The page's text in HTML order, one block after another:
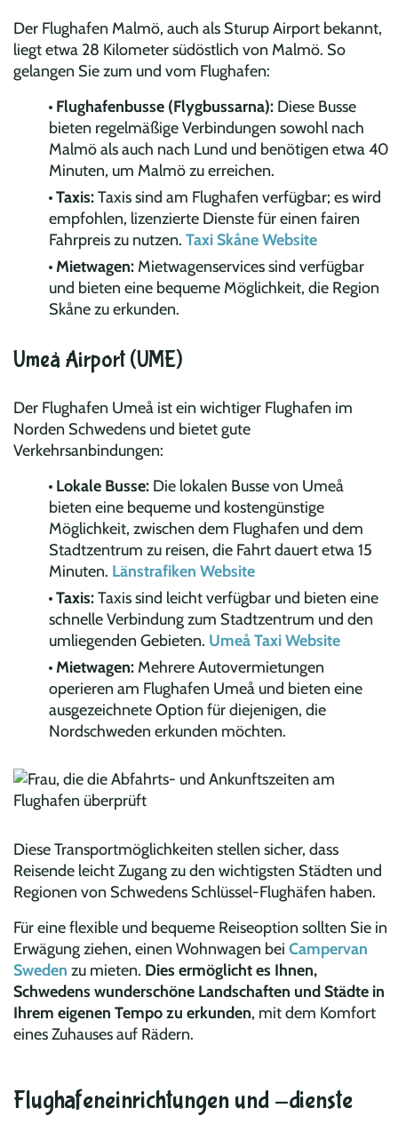
Der Flughafen Malmö, auch als Sturup Airport bekannt,
liegt etwa 28 Kilometer südöstlich von Malmö. So
gelangen Sie zum und vom Flughafen:
Flughafenbusse (Flygbussarna): Diese Busse
bieten regelmäßige Verbindungen sowohl nach
Malmö als auch nach Lund und benötigen etwa 40
Minuten, um Malmö zu erreichen.
Taxis:Taxis sind am Flughafen verfügbar; es wird
empfohlen, lizenzierte Dienste für einen fairen
Fahrpreis zu nutzen. Taxi Skåne Website
Mietwagen: Mietwagenservices sind verfügbar
und bieten eine bequeme Möglichkeit, die Region
Skåne zu erkunden.
Umeå Airport (UME)
Der Flughafen Umeå ist ein wichtiger Flughafen im
Norden Schwedens und bietet gute
Verkehrsanbindungen:
Lokale Busse: Die lokalen Busse von Umeå
bieten eine bequeme und kostengünstige
Möglichkeit, zwischen dem Flughafen und dem
Stadtzentrum zu reisen, die Fahrt dauert etwa 15
Minuten. Länstrafiken Website
Taxis:Taxis sind leicht verfügbar und bieten eine
schnelle Verbindung zum Stadtzentrum und den
umliegenden Gebieten. Umeå Taxi Website
Mietwagen: Mehrere Autovermietungen
operieren am Flughafen Umeå und bieten eine
ausgezeichnete Option für diejenigen, die
Nordschweden erkunden möchten.
Diese Transportmöglichkeiten stellen sicher, dass
Reisende leicht Zugang zu den wichtigsten Städten und
Regionen von Schwedens Schlüssel-Flughäfen haben.
Für eine flexible und bequeme Reiseoption sollten Sie in
Erwägung ziehen, einen Wohnwagen bei Campervan
Sweden zu mieten. Dies ermöglicht es Ihnen,
Schwedens wunderschöne Landschaften und Städte in
Ihrem eigenen Tempo zu erkunden, mit dem Komfort
eines Zuhauses auf Rädern.
Flughafeneinrichtungen und -dienste